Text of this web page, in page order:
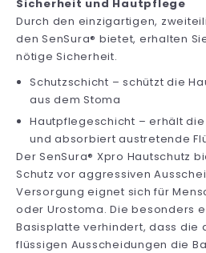
Sicherheit und Hautpflege
Durch den einzigartigen,
den SenSura® bietet, erhalten
nötige Sicherheit.
Schutzschicht – schützt die
aus dem Stoma
Hautpflegeschicht – erhält
und absorbiert austretende
Der SenSura® Xpro Hautschutz
Schutz vor aggressiven
Versorgung eignet sich für
oder Urostoma. Die besonders
Basisplatte verhindert, dass die
flüssigen Ausscheidungen die